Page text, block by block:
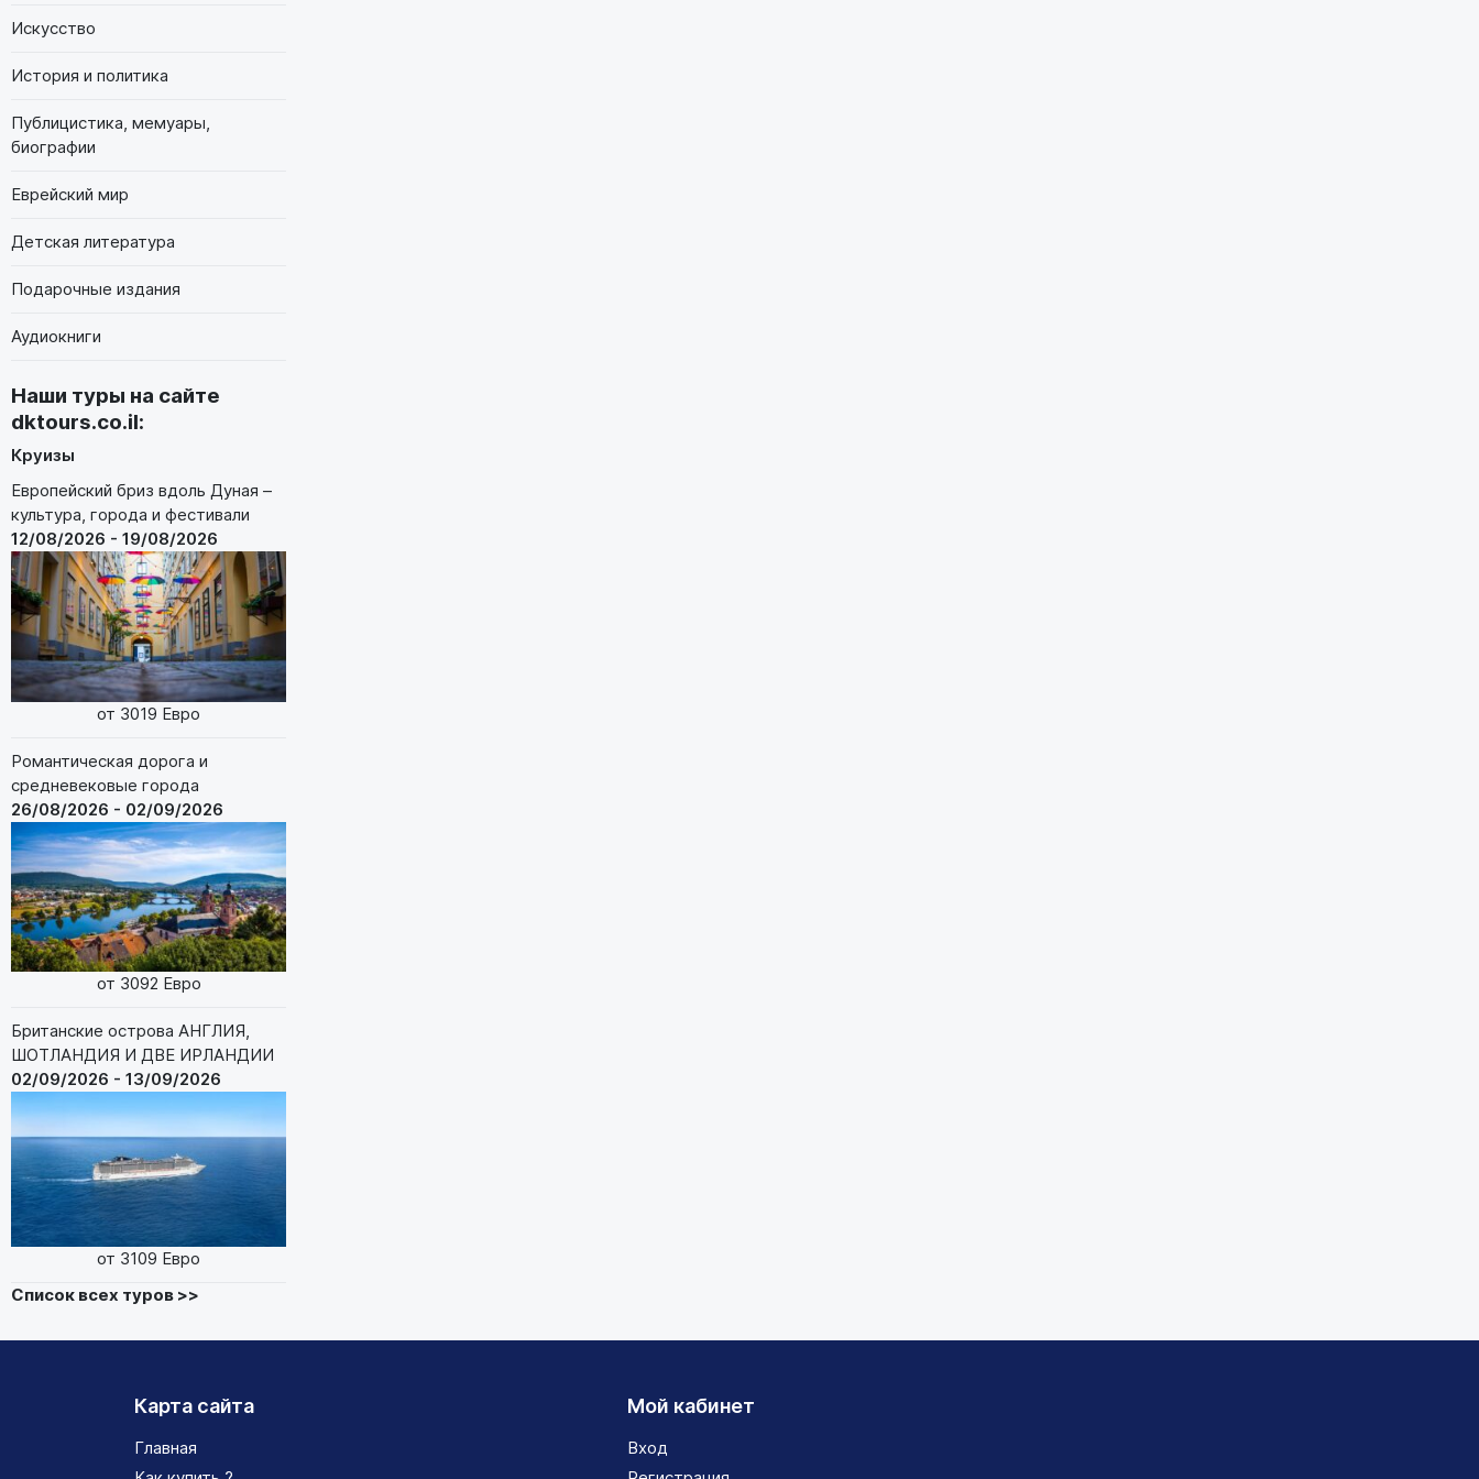
Искусство
История и политика
Публицистика, мемуары,
биографии
Еврейский мир
Детская литература
Подарочные издания
Аудиокниги
Наши туры на сайте
dktours.co.il:
Круизы
Европейский бриз вдоль Дуная –
культура, города и фестивали
12/08/2026 - 19/08/2026
от 3019 Евро
Романтическая дорога и
средневековые города
26/08/2026 - 02/09/2026
от 3092 Евро
Британские острова АНГЛИЯ,
ШОТЛАНДИЯ И ДВЕ ИРЛАНДИИ
02/09/2026 - 13/09/2026
от 3109 Евро
Список всех туров >>
Карта сайта
Главная
Мой кабинет
Вход